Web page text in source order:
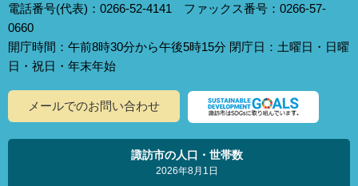
電話番号(代表)：0266-52-4141 ファックス番号：0266-57-
0660
開庁時間：午前8時30分から午後5時15分 閉庁日：土曜日・日曜
日・祝日・年末年始
メールでのお問い合わせ
諏訪市の人口・世帯数
2026年8月1日